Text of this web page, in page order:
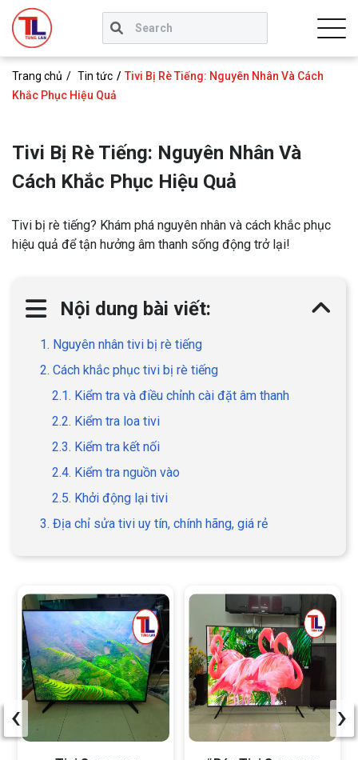
Trang chủ Tin tức
Tivi Bị Rè Tiếng: Nguyên Nhân Và Cách
Khắc Phục Hiệu Quả
Tivi Bị Rè Tiếng: Nguyên Nhân Và
Cách Khắc Phục Hiệu Quả
Tivi bị rè tiếng? Khám phá nguyên nhân và cách khắc phục
hiệu quả để tận hưởng âm thanh sống động trở lại!
Nội dung bài viết:
1. Nguyên nhân tivi bị rè tiếng
2. Cách khắc phục tivi bị rè tiếng
2.1. Kiểm tra và điều chỉnh cài đặt âm thanh
2.2. Kiểm tra loa tivi
2.3. Kiểm tra kết nối
2.4. Kiểm tra nguồn vào
2.5. Khởi động lại tivi
3. Địa chỉ sửa tivi uy tín, chính hãng, giá rẻ
‹ ›